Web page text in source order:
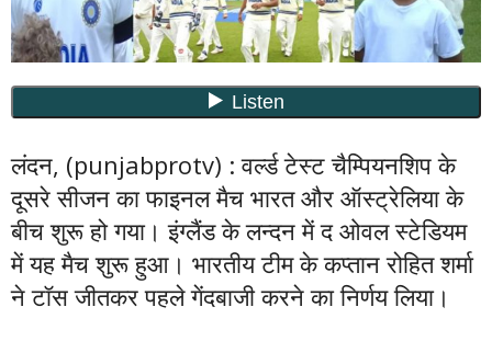
लंदन, (punjabprotv) : वर्ल्ड टेस्ट चैम्पियनशिप के
दूसरे सीजन का फाइनल मैच भारत और ऑस्ट्रेलिया के
बीच शुरू हो गया। इंग्लैंड के लन्दन में द ओवल स्टेडियम
में यह मैच शुरू हुआ। भारतीय टीम के कप्तान रोहित शर्मा
ने टॉस जीतकर पहले गेंदबाजी करने का निर्णय लिया।